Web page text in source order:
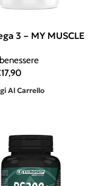
3 – MY MUSCLE
17,90
Al Carrello